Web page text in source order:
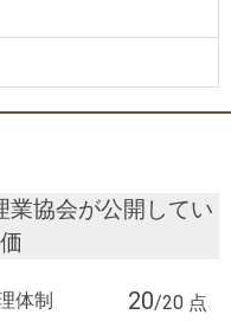
業協会が公開してい
体制 20/20 点